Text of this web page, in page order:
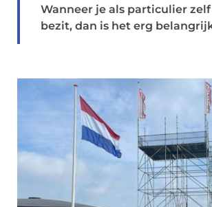
Wanneer je als particulier
bezit, dan is het erg